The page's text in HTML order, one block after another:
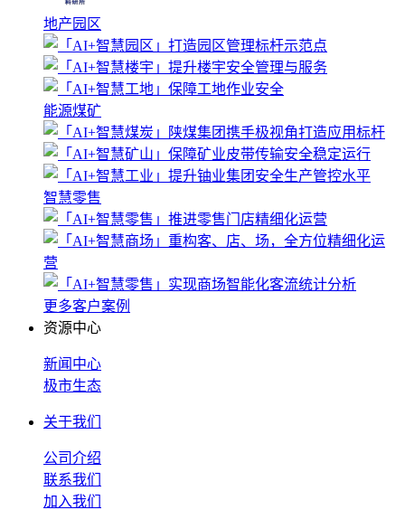
地产园区
能源煤矿
智慧零售
更多客户案例
资源中心
新闻中心
极市生态
关于我们
公司介绍
联系我们
加入我们